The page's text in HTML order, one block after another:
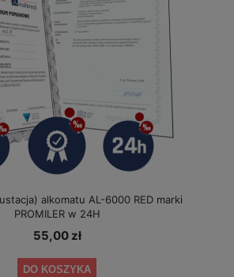
alkomatu AL-6000 RED marki
PROMILER w 24H
55,00 zł
DO KOSZYKA